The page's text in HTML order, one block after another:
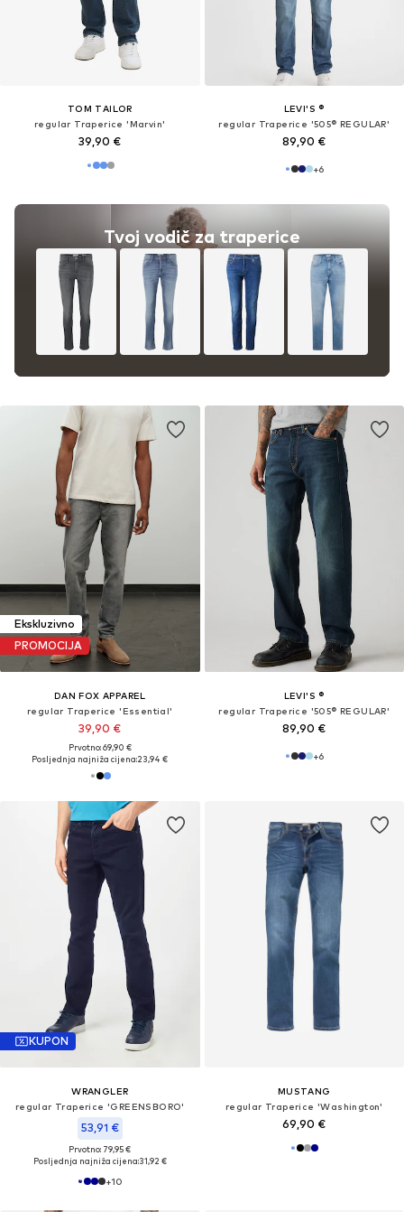
TOM TAILOR
regular Traperice 'Marvin'
39,90 €
Tvoj vodič za traperice
LEVI'S ®
regular Traperice '505® REGULAR'
89,90 €
+6
Ekskluzivno
PROMOCIJA
DAN FOX APPAREL
regular Traperice 'Essential'
39,90 €
Prvotno: 69,90 €
Posljednja najniža cijena:23,94 €
LEVI'S ®
regular Traperice '505® REGULAR'
89,90 €
+6
KUPON
WRANGLER
regular Traperice 'GREENSBORO'
53,91 €
Prvotno: 79,95 €
Posljednja najniža cijena:31,92 €
+10
MUSTANG
regular Traperice 'Washington'
69,90 €